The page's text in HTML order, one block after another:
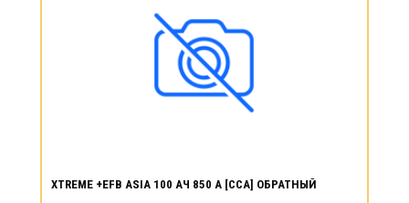
XTREME +EFB ASIA 100 АЧ 850 А [CCA] ОБРАТНЫЙ